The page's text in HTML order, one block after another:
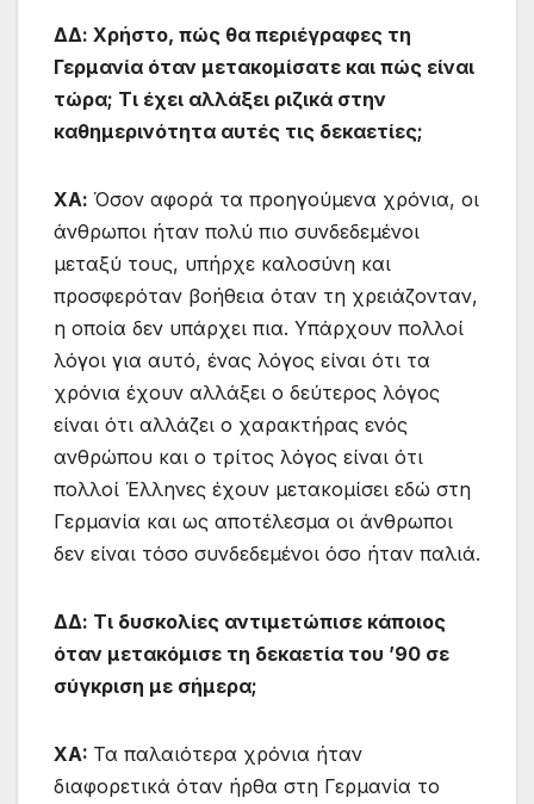
ΔΔ: Χρήστο, πώς θα περιέγραφες τη
Γερμανία όταν μετακομίσατε και πώς είναι
τώρα; Τι έχει αλλάξει ριζικά στην
καθημερινότητα αυτές τις δεκαετίες;
ΧΑ: Όσον αφορά τα προηγούμενα χρόνια, οι
άνθρωποι ήταν πολύ πιο συνδεδεμένοι
μεταξύ τους, υπήρχε καλοσύνη και
προσφερόταν βοήθεια όταν τη χρειάζονταν,
η οποία δεν υπάρχει πια. Υπάρχουν πολλοί
λόγοι για αυτό, ένας λόγος είναι ότι τα
χρόνια έχουν αλλάξει ο δεύτερος λόγος
είναι ότι αλλάζει ο χαρακτήρας ενός
ανθρώπου και ο τρίτος λόγος είναι ότι
πολλοί Έλληνες έχουν μετακομίσει εδώ στη
Γερμανία και ως αποτέλεσμα οι άνθρωποι
δεν είναι τόσο συνδεδεμένοι όσο ήταν παλιά.
ΔΔ: Τι δυσκολίες αντιμετώπισε κάποιος
όταν μετακόμισε τη δεκαετία του ’90 σε
σύγκριση με σήμερα;
ΧA: Τα παλαιότερα χρόνια ήταν
διαφορετικά όταν ήρθα στη Γερμανία το